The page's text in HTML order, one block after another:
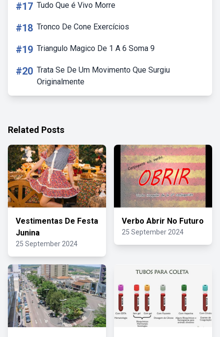
#17 Tudo Que é Vivo Morre
#18 Tronco De Cone Exercícios
#19 Triangulo Magico De 1 A 6 Soma 9
#20 Trata Se De Um Movimento Que Surgiu
Originalmente
Related Posts
Vestimentas De Festa
Junina
25 September 2024
Verbo Abrir No Futuro
25 September 2024